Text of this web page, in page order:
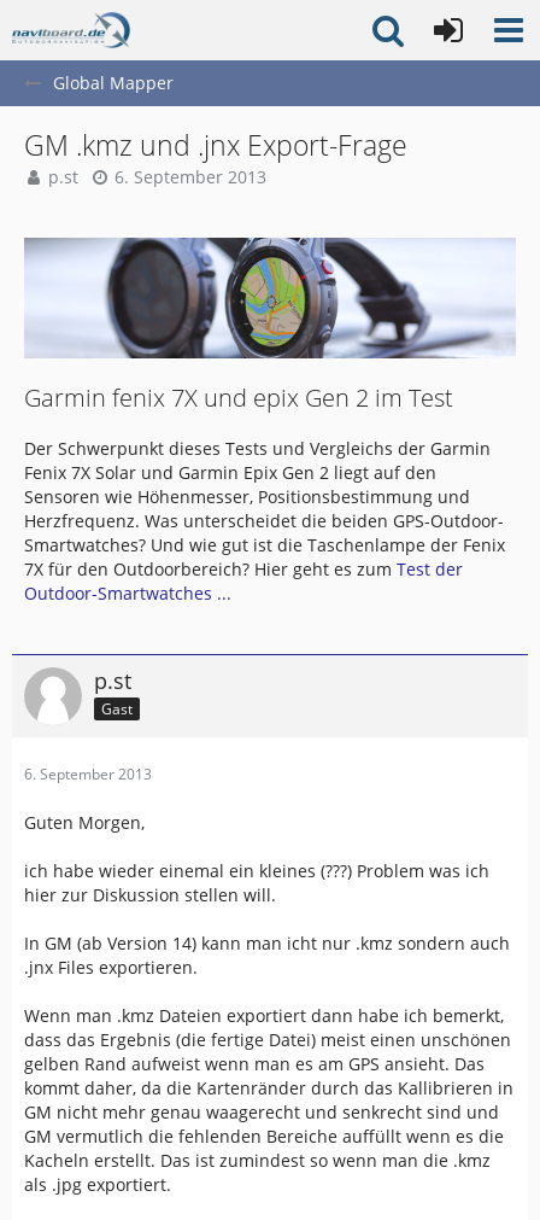
Global Mapper
GM .kmz und .jnx Export-Frage
p.st 6. September 2013
Garmin fenix 7X und epix Gen 2 im Test
Der Schwerpunkt dieses Tests und Vergleichs der Garmin
Fenix 7X Solar und Garmin Epix Gen 2 liegt auf den
Sensoren wie Höhenmesser, Positionsbestimmung und
Herzfrequenz. Was unterscheidet die beiden GPS-Outdoor-
Smartwatches? Und wie gut ist die Taschenlampe der Fenix
7X für den Outdoorbereich? Hier geht es zum Test der
Outdoor-Smartwatches ...
p.st
Gast
6. September 2013
Guten Morgen,
ich habe wieder einemal ein kleines (???) Problem was ich
hier zur Diskussion stellen will.
In GM (ab Version 14) kann man icht nur .kmz sondern auch
.jnx Files exportieren.
Wenn man .kmz Dateien exportiert dann habe ich bemerkt,
dass das Ergebnis (die fertige Datei) meist einen unschönen
gelben Rand aufweist wenn man es am GPS ansieht. Das
kommt daher, da die Kartenränder durch das Kallibrieren in
GM nicht mehr genau waagerecht und senkrecht sind und
GM vermutlich die fehlenden Bereiche auffüllt wenn es die
Kacheln erstellt. Das ist zumindest so wenn man die .kmz
als .jpg exportiert.